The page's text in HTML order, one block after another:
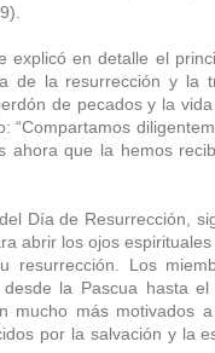
explicó en detalle el
de la resurrección y la
de pecados y la
“Compartamos
ahora que la hemos
Día de Resurrección,
abrir los ojos
resurrección. Los
la Pascua hasta
mucho más motivados
por la salvación y la